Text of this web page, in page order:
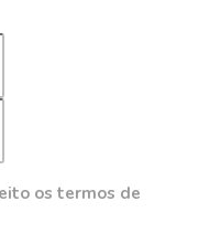
os termos de